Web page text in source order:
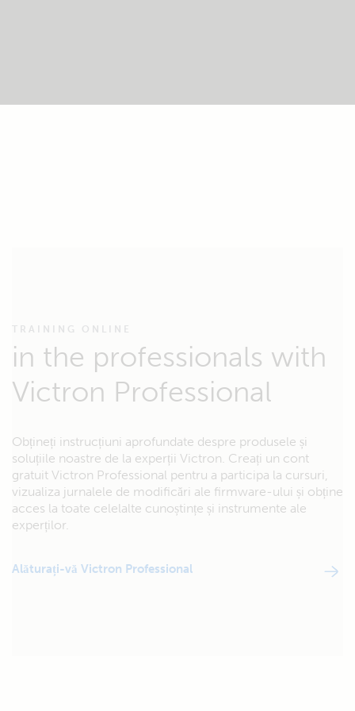
TRAINING ONLINE
in the professionals with
Victron Professional
Obțineți instrucțiuni aprofundate despre produsele și
soluțiile noastre de la experții Victron. Creați un cont
gratuit Victron Professional pentru a participa la cursuri,
vizualiza jurnalele de modificări ale firmware-ului și obține
acces la toate celelalte cunoștințe și instrumente ale
experților.
Alăturați-vă Victron Professional